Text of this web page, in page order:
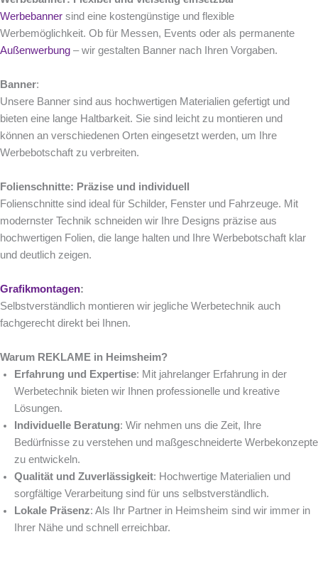
Werbebanner sind eine kostengünstige und flexible
Werbemöglichkeit. Ob für Messen, Events oder als permanente
Außenwerbung – wir gestalten Banner nach Ihren Vorgaben.
Banner:
Unsere Banner sind aus hochwertigen Materialien gefertigt und
bieten eine lange Haltbarkeit. Sie sind leicht zu montieren und
können an verschiedenen Orten eingesetzt werden, um Ihre
Werbebotschaft zu verbreiten.
Folienschnitte: Präzise und individuell
Folienschnitte sind ideal für Schilder, Fenster und Fahrzeuge. Mit
modernster Technik schneiden wir Ihre Designs präzise aus
hochwertigen Folien, die lange halten und Ihre Werbebotschaft klar
und deutlich zeigen.
Grafikmontagen:
Selbstverständlich montieren wir jegliche Werbetechnik auch
fachgerecht direkt bei Ihnen.
Warum REKLAME in Heimsheim?
Erfahrung und Expertise: Mit jahrelanger Erfahrung in der
Werbetechnik bieten wir Ihnen professionelle und kreative
Lösungen.
Individuelle Beratung: Wir nehmen uns die Zeit, Ihre
Bedürfnisse zu verstehen und maßgeschneiderte Werbekonzepte
zu entwickeln.
Qualität und Zuverlässigkeit: Hochwertige Materialien und
sorgfältige Verarbeitung sind für uns selbstverständlich.
Lokale Präsenz: Als Ihr Partner in Heimsheim sind wir immer in
Ihrer Nähe und schnell erreichbar.